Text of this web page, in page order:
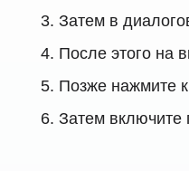
Затем в
После этого на
Позже нажмите
Затем включите